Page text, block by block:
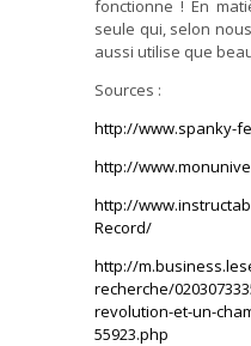
fonctionne ! En
seule qui, selon
aussi utilise que
Sources :
http://www.spanky-
http://
http://
Record/
http://
recherche/
revolution-et-un-
55923.php